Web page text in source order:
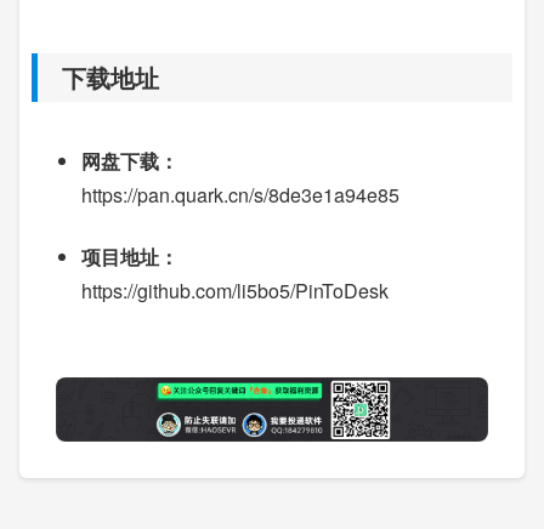
下载地址
网盘下载：
https://pan.quark.cn/s/8de3e1a94e85
项目地址：
https://github.com/li5bo5/PinToDesk